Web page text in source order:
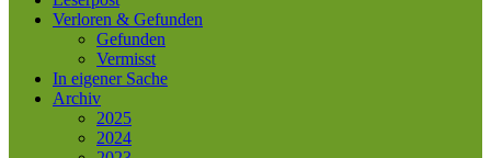
Verloren & Gefunden
Gefunden
Vermisst
In eigener Sache
Archiv
2025
2024